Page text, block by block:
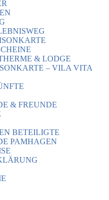
& LODGE
– VILA VITA
& FREUNDE
BETEILIGTE
PAMHAGEN